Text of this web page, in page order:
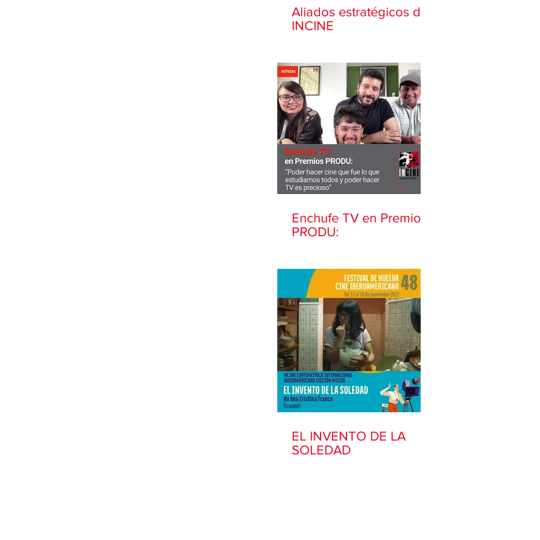
Aliados estratégicos de
INCINE
Enchufe TV en Premios
PRODU:
EL INVENTO DE LA
SOLEDAD